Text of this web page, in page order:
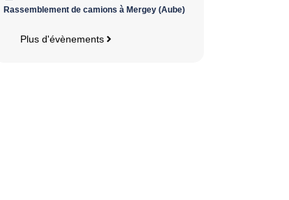
Rassemblement de camions à Mergey (Aube)
Plus d'évènements